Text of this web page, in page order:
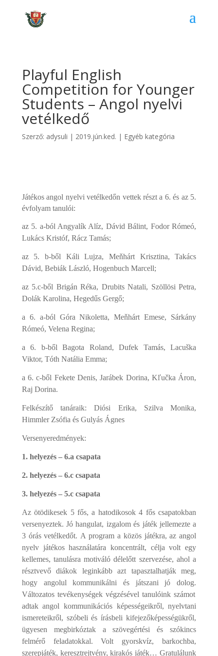
Playful English
Competition for Younger
Students – Angol nyelvi
vetélkedő
Szerző: adysuli | 2019.jún.ked. | Egyéb kategória
Játékos angol nyelvi vetélkedőn vettek részt a 6. és az 5.
évfolyam tanulói:
az 5. a-ból Angyalík Alíz, Dávid Bálint, Fodor Rómeó,
Lukács Kristóf, Rácz Tamás;
az 5. b-ből Káli Lujza, Meňhárt Krisztina, Takács
Dávid, Bebiák László, Hogenbuch Marcell;
az 5.c-ből Brigán Réka, Drubits Natali, Szöllösi Petra,
Dolák Karolina, Hegedűs Gergő;
a 6. a-ból Góra Nikoletta, Meňhárt Emese, Sárkány
Rómeó, Velena Regina;
a 6. b-ből Bagota Roland, Dufek Tamás, Lacuška
Viktor, Tóth Natália Emma;
a 6. c-ből Fekete Denis, Jarábek Dorina, Kľučka Áron,
Raj Dorina.
Felkészítő tanáraik: Diósi Erika, Szilva Monika,
Himmler Zsófia és Gulyás Ágnes
Versenyeredmények:
1. helyezés – 6.a csapata
2. helyezés – 6.c csapata
3. helyezés – 5.c csapata
Az ötödikesek 5 fős, a hatodikosok 4 fős csapatokban
versenyeztek. Jó hangulat, izgalom és játék jellemezte a
3 órás vetélkedőt. A program a közös játékra, az angol
nyelv játékos használatára koncentrált, célja volt egy
kellemes, tanulásra motiváló délelőtt szervezése, ahol a
résztvevő diákok leginkább azt tapasztalhatják meg,
hogy angolul kommunikálni és játszani jó dolog.
Változatos tevékenységek végzésével tanulóink számot
adtak angol kommunikációs képességeikről, nyelvtani
ismereteikről, szóbeli és írásbeli kifejezőképességükről,
ügyesen megbirkóztak a szövegértési és szókincs
felmérő feladatokkal. Volt gyorskvíz, barkochba,
szerepjáték, keresztrejtvény, kirakós játék… Gratulálunk